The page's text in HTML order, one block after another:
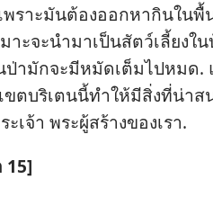
พราะ​มัน​ต้อง​ออก​หา​กิน​ใน​พื้
าะ​จะ​นำ​มา​เป็น​สัตว์​เลี้ยง​
ป่า​มัก​จะ​มี​หมัด​เต็ม​ไป​หมด
ต​บริเตน​นี้​ทำ​ให้​มี​สิ่ง​ที่​น่า​ส
ะเจ้า พระ​ผู้​สร้าง​ของ​เรา.
15]